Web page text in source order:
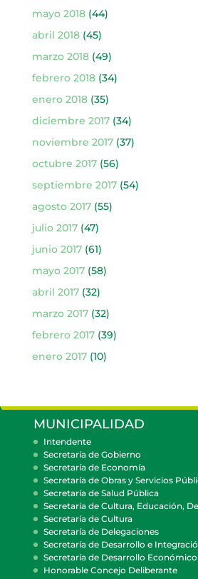
mayo 2018(44)
abril 2018(45)
marzo 2018(49)
febrero 2018(34)
enero 2018(35)
diciembre 2017(34)
noviembre 2017(37)
octubre 2017(56)
septiembre 2017(54)
agosto 2017(55)
julio 2017(47)
junio 2017(61)
mayo 2017(58)
abril 2017(32)
marzo 2017(32)
febrero 2017(39)
enero 2017(10)
MUNICIPALIDAD
Intendente
Secretaría de Gobierno
Secretaría de Economía
Secretaría de Obras y Servicios
Secretaría de Salud Pública
Secretaría de Cultura, Educación,
Secretaría de Cultura
Secretaría de Delegaciones
Secretaría de Desarrollo e
Secretaría de Desarrollo
Honorable Concejo Deliberante